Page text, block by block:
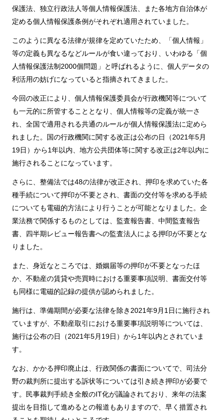
保護法、独立行政法人等個人情報保護法、また各地方自治体が
定める個人情報保護条例がそれぞれ適用されていました。
このように異なる法律が規律を定めていたため、「個人情報」
等の定義も異なるなどルールが食い違っており、いわゆる「個
人情報保護法制2000個問題」と呼ばれるように、個人データの
利活用の妨げになっていると指摘されてきました。
今回の改正により、個人情報保護委員会が行政機関等について
も一元的に所管することとなり、個人情報等の定義が統一さ
れ、全国で適用される共通のルールが個人情報保護法に定めら
れました。国の行政機関に関する改正は公布の日（2021年5月
19日）から1年以内、地方公共団体等に関する改正は2年以内に
施行されることになっています。
さらに、整備法では48の法律が改正され、押印を求めていた各
種手続について押印が不要とされ、書面の交付等を求める手続
についても電磁的方法により行うことが可能となりました。企
業法務で関係するものとしては、監査報告書、中間監査報告
書、四半期レビュー報告書への監査法人による押印が不要とな
りました。
また、身近なところでは、婚姻届等の押印が不要となったほ
か、不動産の賃貸や売買時における重要事項説明、書面交付等
も同様に電磁的記録の提供が認められました。
施行は、準備期間が必要な法律を除き2021年9月1日に施行され
ていますが、不動産取引における重要事項説明等については、
施行は公布の日（2021年5月19日）から1年以内とされていま
す。
なお、かかる押印廃止は、行政関係の書面についてで、司法分
野の裁判所に提出する訴状等については引き続き押印が必要で
す。民事裁判手続き全般のIT化が議論されており、来年の法案
提出を目指して進めるとの報道もありますので、早く措置され